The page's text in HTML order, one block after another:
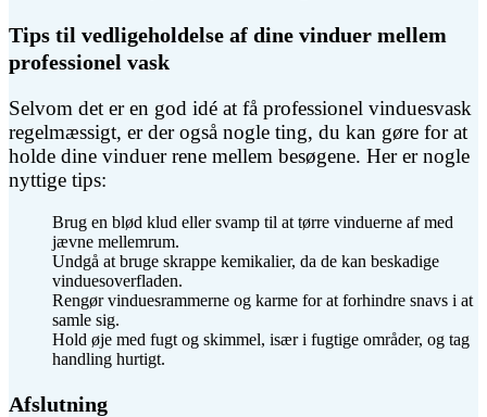
Tips til vedligeholdelse af dine vinduer mellem
professionel vask
Selvom det er en god idé at få professionel vinduesvask
regelmæssigt, er der også nogle ting, du kan gøre for at
holde dine vinduer rene mellem besøgene. Her er nogle
nyttige tips:
Brug en blød klud eller svamp til at tørre vinduerne af med
jævne mellemrum.
Undgå at bruge skrappe kemikalier, da de kan beskadige
vinduesoverfladen.
Rengør vinduesrammerne og karme for at forhindre snavs i at
samle sig.
Hold øje med fugt og skimmel, især i fugtige områder, og tag
handling hurtigt.
Afslutning